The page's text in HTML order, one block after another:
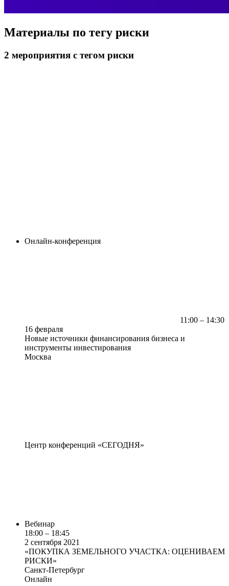
Материалы по тегу риски
2 мероприятия с тегом риски
Онлайн-конференция
11:00 – 14:30
16 февраля
Новые источники финансирования бизнеса и
инструменты инвестирования
Москва
Центр конференций «СЕГОДНЯ»
Вебинар
18:00 – 18:45
2 сентября 2021
«ПОКУПКА ЗЕМЕЛЬНОГО УЧАСТКА: ОЦЕНИВАЕМ
РИСКИ»
Санкт-Петербург
Онлайн